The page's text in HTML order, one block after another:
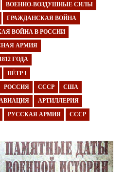
ВОЕННО-ВОЗДУШНЫЕ СИЛЫ
ГРАЖДАНСКАЯ ВОЙНА
ВОЙНА В РОССИИ
АРМИЯ
ГОДА
ПЁТР I
РОССИЯ СССР США
АРТИЛЛЕРИЯ
РУССКАЯ АРМИЯ СССР